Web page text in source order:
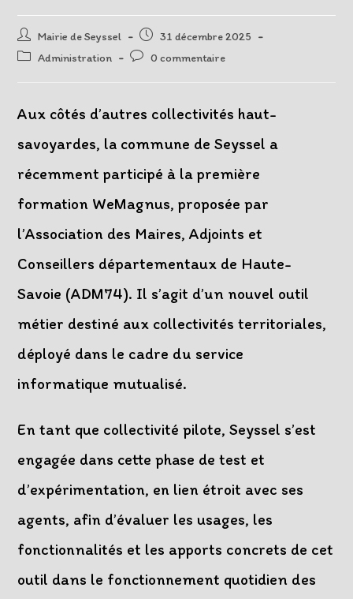
Auteur/autrice
de
Mairie de Seyssel
Post
published:
31 décembre 2025
PostAdministration
Post0 commentaire
Aux côtés d’autres collectivités haut-
savoyardes, la commune de Seyssel a
récemment participé à la première
formation WeMagnus, proposée par
l’Association des Maires, Adjoints et
Conseillers départementaux de Haute-
Savoie (ADM74). Il s’agit d’un nouvel outil
métier destiné aux collectivités territoriales,
déployé dans le cadre du service
informatique mutualisé.
En tant que collectivité pilote, Seyssel s’est
engagée dans cette phase de test et
d’expérimentation, en lien étroit avec ses
agents, afin d’évaluer les usages, les
fonctionnalités et les apports concrets de cet
outil dans le fonctionnement quotidien des